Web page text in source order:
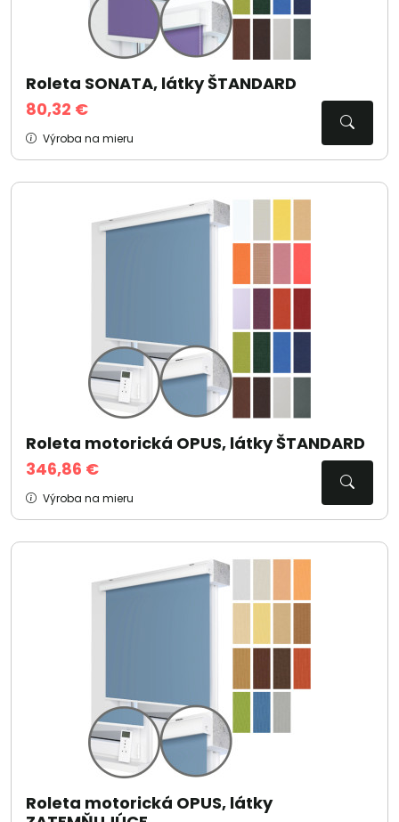
Roleta SONATA, látky ŠTANDARD
80,32 €
Výroba na mieru
Roleta motorická OPUS, látky ŠTANDARD
346,86 €
Výroba na mieru
Roleta motorická OPUS, látky